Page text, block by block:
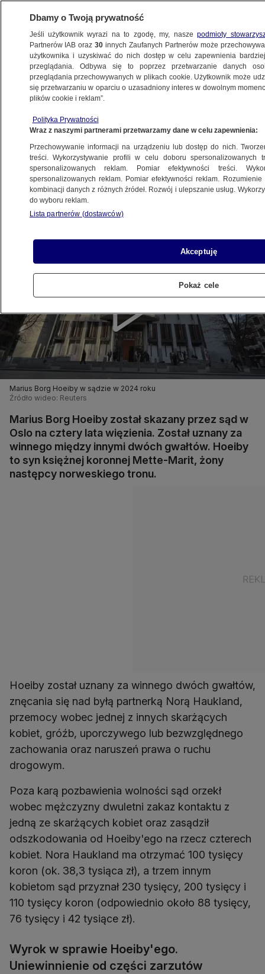
ŚWIAT
Hoeiby'ego. Syn księżnej skazany
Oprac.Kuba Koprzywa
15.06.2026, 10:20
Posłuchaj artykułu
Czyta lektor AI
Marius Borg Hoeiby w sądzie w 2024 roku
Źródło wideo: Reuters
Marius Borg Hoeiby został skazany przez sąd w
Oslo na cztery lata więzienia. Został uznany za
winnego między innymi dwóch gwałtów. Hoeiby
to syn księżnej koronnej Mette-Marit, żony
następcy norweskiego tronu.
Hoeiby został uznany za winnego dwóch gwałtów,
znęcania się nad byłą partnerką Norą Haukland,
przemocy wobec jednej z innych skarżących
kobiet, gróźb, uporczywego lub bezwzględnego
zachowania oraz naruszeń prawa o ruchu
drogowym.
Poza karą pozbawienia wolności sąd orzekł
wobec mężczyzny dwuletni zakaz kontaktu z
jedną ze skarżących kobiet oraz zasądził
odszkodowania od Hoeiby'ego na rzecz czterech
kobiet. Nora Haukland ma otrzymać 100 tysięcy
koron (ok. 38,3 tysiąca zł), a trzem innym
kobietom sąd przyznał 230 tysięcy, 200 tysięcy i
110 tysięcy koron (odpowiednio około 88 tysięcy,
76 tysięcy i 42 tysiące zł).
Wyrok w sprawie Hoeiby'ego.
Uniewinnienie od części zarzutów
Dbamy o Twoją prywatność
Jeśli użytkownik wyrazi na to zgodę, my, naszepodmioty
Partnerów IAB oraz30 innych Zaufanych Partnerów może
użytkownika i uzyskiwać do nich dostęp w celu zapewnienia
przeglądania. Odbywa się to poprzez przetwarzanie danych
przeglądania przechowywanych w plikach cookie. Użytkownik może
się przetwarzaniu w oparciu o uzasadniony interes w dowolnym
plików cookie i reklam”.
Polityka Prywatności
Wraz z naszymi partnerami przetwarzamy dane w celu zapewnienia:
Przechowywanie informacji na urządzeniu lub dostęp do nich.
treści. Wykorzystywanie profili w celu doboru spersonalizowanych
spersonalizowanych reklam. Pomiar efektywności treści.
spersonalizowanych reklam. Pomiar efektywności reklam.
kombinacji danych z różnych źródeł. Rozwój i ulepszanie usług.
do wyboru reklam.
Lista partnerów (dostawców)
Akceptuję
Pokaż cele